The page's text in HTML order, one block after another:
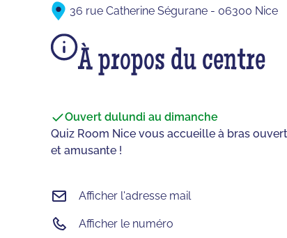
36 rue Catherine Ségurane - 06300 Nice
À propos du centre
Ouvert dulundi au dimanche
Quiz Room Nice vous accueille à bras
et amusante !
Afficher l'adresse mail
Afficher le numéro